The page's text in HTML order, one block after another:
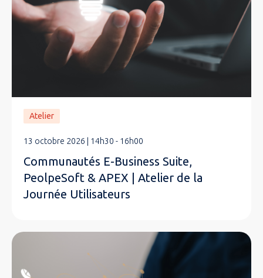
Atelier
13 octobre 2026 | 14h30 - 16h00
Communautés E-Business Suite,
PeolpeSoft & APEX | Atelier de la
Journée Utilisateurs